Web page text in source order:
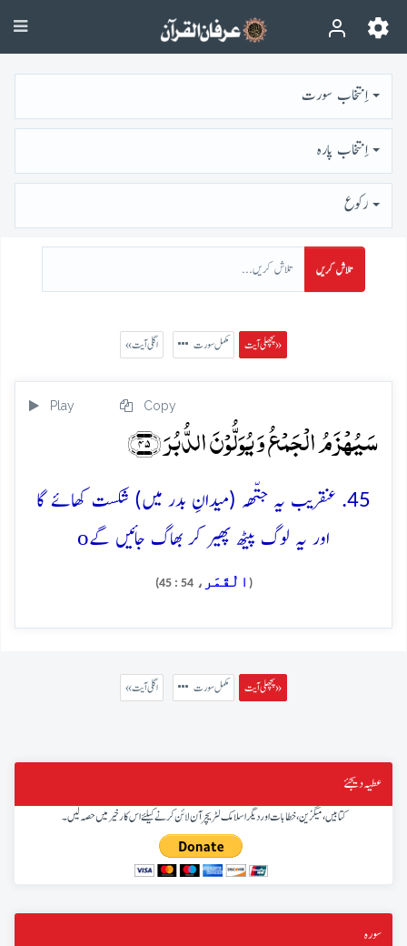
اِنتخاب سورت
اِنتخاب پارہ
رُكوع
تلاش کریں
پچھلی آیت » مکمل سورت « اگلی آیت
Play Copy
سَیُہۡزَمُ الۡجَمۡعُ وَ یُوَلُّوۡنَ الدُّبُرَ ﴿۴۵﴾
45. عنقریب یہ جتّھہ (میدانِ بدر میں) شکست کھائے گا
اور یہ لوگ پیٹھ پھیر کر بھاگ جائیں گےo
( الْقَمَر ، 54 : 45)
پچھلی آیت » مکمل سورت « اگلی آیت
عطیہ دیجئے
کتابیں، میگزین، خطابات اور دیگر اسلامک لٹریچر آن لائن کرنے کیلئے اس کار خیر میں حصہ لیں۔
سورہ